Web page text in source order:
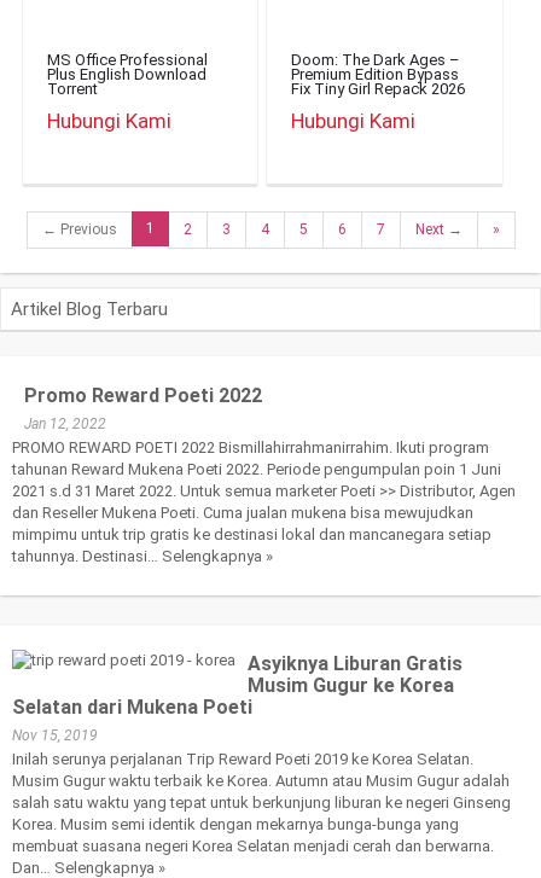
MS Office Professional
Plus English Dоwnlоad
Torrent
Hubungi Kami
Doom: The Dark Ages –
Premium Edition Bypass
Fix Tiny Girl Repack 2026
Hubungi Kami
← Previous 1 2 3 4 5 6 7 Next → »
Artikel Blog Terbaru
Promo Reward Poeti 2022
Jan 12, 2022
PROMO REWARD POETI 2022 Bismillahirrahmanirrahim. Ikuti program
tahunan Reward Mukena Poeti 2022. Periode pengumpulan poin 1 Juni
2021 s.d 31 Maret 2022. Untuk semua marketer Poeti >> Distributor, Agen
dan Reseller Mukena Poeti. Cuma jualan mukena bisa mewujudkan
mimpimu untuk trip gratis ke destinasi lokal dan mancanegara setiap
tahunnya. Destinasi… Selengkapnya »
Asyiknya Liburan Gratis
Musim Gugur ke Korea
Selatan dari Mukena Poeti
Nov 15, 2019
Inilah serunya perjalanan Trip Reward Poeti 2019 ke Korea Selatan.
Musim Gugur waktu terbaik ke Korea. Autumn atau Musim Gugur adalah
salah satu waktu yang tepat untuk berkunjung liburan ke negeri Ginseng
Korea. Musim semi identik dengan mekarnya bunga-bunga yang
membuat suasana negeri Korea Selatan menjadi cerah dan berwarna.
Dan… Selengkapnya »